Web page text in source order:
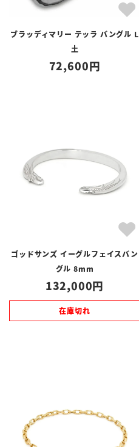
ブラッディマリー テッラ バングル L
土
72,600
ゴッドサンズ イーグルフェイスバン
グル 8mm
132,000
在庫切れ